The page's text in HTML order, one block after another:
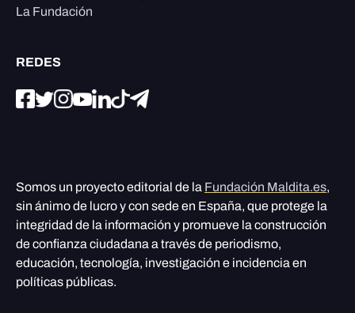
La Fundación
REDES
Somos un proyecto editorial de la Fundación Maldita.es,
sin ánimo de lucro y con sede en España, que protege la
integridad de la información y promueve la construcción
de confianza ciudadana a través de periodismo,
educación, tecnología, investigación e incidencia en
políticas públicas.